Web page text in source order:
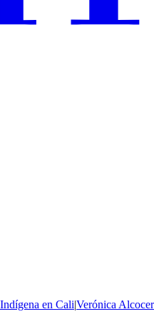
en Cali|Verónica Alcocer